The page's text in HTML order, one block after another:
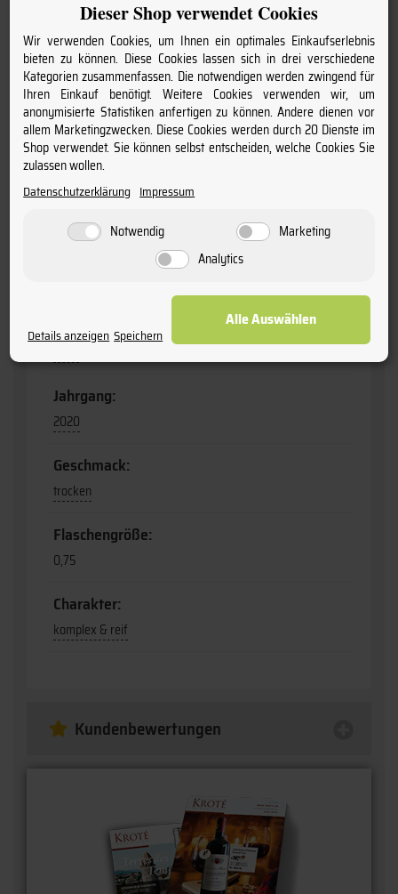
Naturkork
Information:
enthält Sulfite
Anbaugebiet:
Bordeaux
Anschrift:
Produktart:
Jahrgang:
2020
Geschmack:
trocken
Flaschengröße:
0,75
Charakter:
komplex & reif
Kundenbewertungen
Dieser Shop verwendet Cookies
Wir verwenden Cookies, um Ihnen ein optimales Einkaufserlebnis
bieten zu können. Diese Cookies lassen sich in drei verschiedene
Kategorien zusammenfassen. Die notwendigen werden zwingend für
Ihren Einkauf benötigt. Weitere Cookies verwenden wir, um
anonymisierte Statistiken anfertigen zu können. Andere dienen vor
allem Marketingzwecken. Diese Cookies werden durch 20 Dienste im
Shop verwendet. Sie können selbst entscheiden, welche Cookies Sie
zulassen wollen.
Datenschutzerklärung Impressum
Notwendig
Marketing
Analytics
Details anzeigen Speichern
Alle Auswählen